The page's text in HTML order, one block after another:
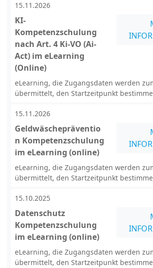
15.11.2026
KI-
Kompetenzschulung
nach Art. 4 Ki-VO (Ai-
Act) im eLearning
(Online)
eLearning, die Zugangsdaten werden
übermittelt, den Startzeitpunkt
15.11.2026
Geldwäschepräventio
n Kompetenzschulung
im eLearning (online)
eLearning, die Zugangsdaten werden
übermittelt, den Startzeitpunkt
15.10.2025
Datenschutz
Kompetenzschulung
im eLearning (online)
eLearning, die Zugangsdaten werden
übermittelt, den Startzeitpunkt